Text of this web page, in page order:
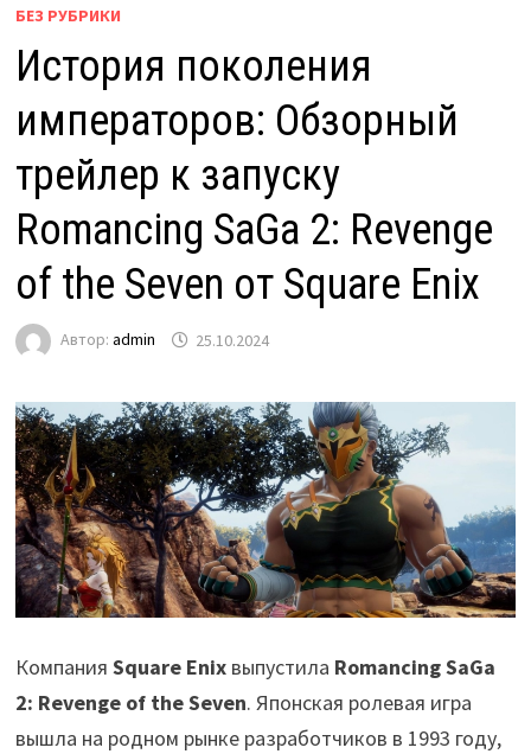
БЕЗ РУБРИКИ
История поколения
императоров: Обзорный
трейлер к запуску
Romancing SaGa 2: Revenge
of the Seven от Square Enix
Автор: admin 25.10.2024
Компания Square Enix выпустила Romancing SaGa
2: Revenge of the Seven. Японская ролевая игра
вышла на родном рынке разработчиков в 1993 году,